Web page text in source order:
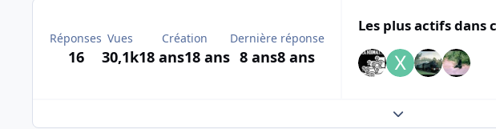
Réponses
16
Vues
30,1k
Création
18 ans18 ans
Dernière réponse
8 ans8 ans
Les plus actifs dans
Expand topic